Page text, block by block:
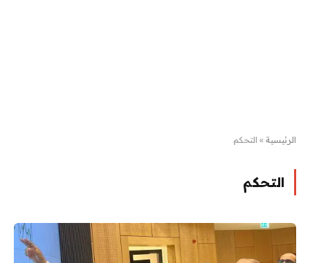
الرئيسية » التحكم
التحكم